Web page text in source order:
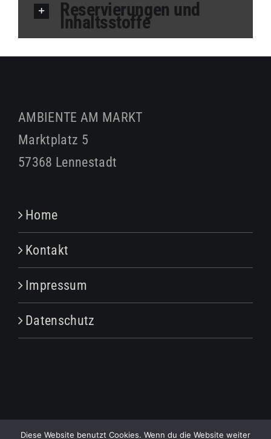
Reservierungen und
Inhaltsstoffe
AMBIENTE AM MARKT
Marktplatz 5
57368 Lennestadt
Home
Kontakt
Impressum
Datenschutz
Diese Website benutzt Cookies. Wenn du die Website weiter